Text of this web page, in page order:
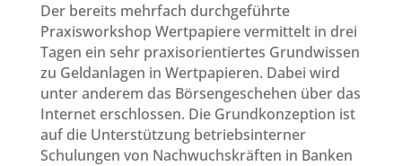
Der bereits mehrfach durchgeführte
Praxisworkshop Wertpapiere vermittelt in drei
Tagen ein sehr praxisorientiertes Grundwissen
zu Geldanlagen in Wertpapieren. Dabei wird
unter anderem das Börsengeschehen über das
Internet erschlossen. Die Grundkonzeption ist
auf die Unterstützung betriebsinterner
Schulungen von Nachwuchskräften in Banken